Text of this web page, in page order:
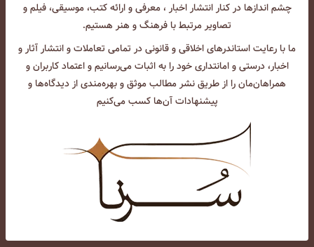
چشم انداز‌ها در کنار انتشار اخبار ، معرفی و ارائه کتب، موسیقی، فیلم و
تصاویر مرتبط با فرهنگ و هنر هستیم.
ما با رعایت استاندرهای اخلاقی و قانونی در تمامی تعاملات و انتشار آثار و
اخبار، درستی و امانتداری خود را به اثبات می‌رسانیم و اعتماد کاربران و
همراهان‌مان را از طریق نشر مطالب موثق و بهره‌مندی از دیدگاه‌ها و
پیشنهادات آن‌ها کسب می‌کنیم